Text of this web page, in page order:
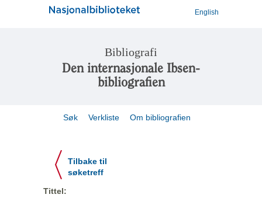
English
Bibliografi
Den internasjonale Ibsen-
bibliografien
Søk Verkliste Om bibliografien
Tilbake til
søketreff
Tittel: